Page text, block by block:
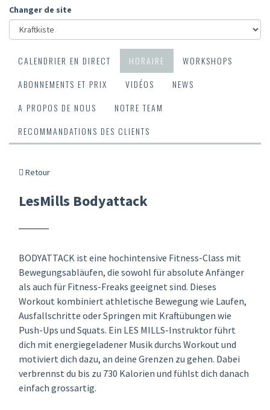
Changer de site
CALENDRIER EN DIRECT HORAIRE
WORKSHOPS
ABONNEMENTS ET PRIX
VIDÉOS
NEWS
A PROPOS DE NOUS
NOTRE TEAM
RECOMMANDATIONS DES CLIENTS
Retour
LesMills Bodyattack
BODYATTACK ist eine hochintensive Fitness-Class mit
Bewegungsabläufen, die sowohl für absolute Anfänger
als auch für Fitness-Freaks geeignet sind. Dieses
Workout kombiniert athletische Bewegung wie Laufen,
Ausfallschritte oder Springen mit Kraftübungen wie
Push-Ups und Squats. Ein LES MILLS-Instruktor führt
dich mit energiegeladener Musik durchs Workout und
motiviert dich dazu, an deine Grenzen zu gehen. Dabei
verbrennst du bis zu 730 Kalorien und fühlst dich danach
einfach grossartig.